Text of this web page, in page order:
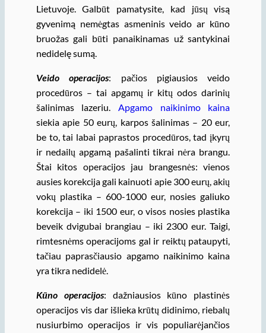
Lietuvoje. Galbūt pamatysite, kad jūsų visą
gyvenimą nemėgtas asmeninis veido ar kūno
bruožas gali būti panaikinamas už santykinai
nedidelę sumą.
Veido operacijos: pačios pigiausios veido
procedūros – tai apgamų ir kitų odos darinių
šalinimas lazeriu. Apgamo naikinimo kaina
siekia apie 50 eurų, karpos šalinimas – 20 eur,
be to, tai labai paprastos procedūros, tad įkyrų
ir nedailų apgamą pašalinti tikrai nėra brangu.
Štai kitos operacijos jau brangesnės: vienos
ausies korekcija gali kainuoti apie 300 eurų, akių
vokų plastika – 600-1000 eur, nosies galiuko
korekcija – iki 1500 eur, o visos nosies plastika
beveik dvigubai brangiau – iki 2300 eur. Taigi,
rimtesnėms operacijoms gal ir reiktų pataupyti,
tačiau paprasčiausio apgamo naikinimo kaina
yra tikra nedidelė.
Kūno operacijos: dažniausios kūno plastinės
operacijos vis dar išlieka krūtų didinimo, riebalų
nusiurbimo operacijos ir vis populiarėjančios